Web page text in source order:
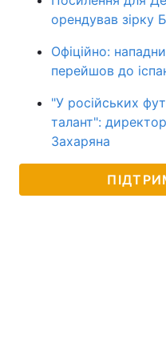
орендував зірку
Офіційно:
перейшов до
"У російських
талант":
Захаряна